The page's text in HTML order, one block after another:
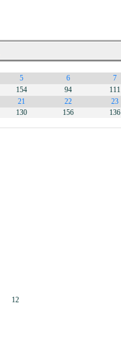
5 6 7
154 94 111
21 22 23
130 156 136
12